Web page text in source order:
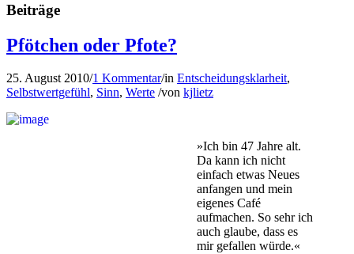
Beiträge
Pfötchen oder Pfote?
25. August 2010/1 Kommentar/in Entscheidungsklarheit,
Selbstwertgefühl, Sinn, Werte /von kjlietz
»Ich bin 47 Jahre alt.
Da kann ich nicht
einfach etwas Neues
anfangen und mein
eigenes Café
aufmachen. So sehr ich
auch glaube, dass es
mir gefallen wür­de.«